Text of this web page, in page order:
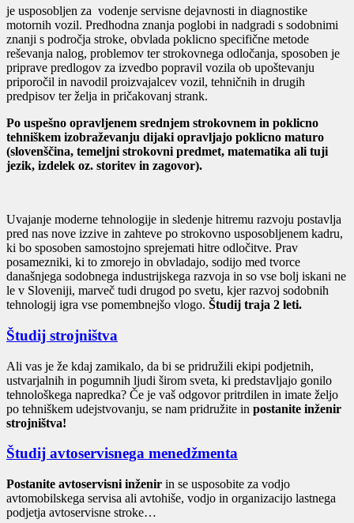
je usposobljen za vodenje servisne dejavnosti in diagnostike
motornih vozil. Predhodna znanja poglobi in nadgradi s sodobnimi
znanji s področja stroke, obvlada poklicno specifične metode
reševanja nalog, problemov ter strokovnega odločanja, sposoben je
priprave predlogov za izvedbo popravil vozila ob upoštevanju
priporočil in navodil proizvajalcev vozil, tehničnih in drugih
predpisov ter želja in pričakovanj strank.
Po uspešno opravljenem srednjem strokovnem in poklicno
tehniškem izobraževanju dijaki opravljajo poklicno maturo
(slovenščina, temeljni strokovni predmet, matematika ali tuji
jezik, izdelek oz. storitev in zagovor).
Uvajanje moderne tehnologije in sledenje hitremu razvoju postavlja
pred nas nove izzive in zahteve po strokovno usposobljenem kadru,
ki bo sposoben samostojno sprejemati hitre odločitve. Prav
posamezniki, ki to zmorejo in obvladajo, sodijo med tvorce
današnjega sodobnega industrijskega razvoja in so vse bolj iskani ne
le v Sloveniji, marveč tudi drugod po svetu, kjer razvoj sodobnih
tehnologij igra vse pomembnejšo vlogo. Študij traja 2 leti.
Študij strojništva
Ali vas je že kdaj zamikalo, da bi se pridružili ekipi podjetnih,
ustvarjalnih in pogumnih ljudi širom sveta, ki predstavljajo gonilo
tehnološkega napredka? Če je vaš odgovor pritrdilen in imate željo
po tehniškem udejstvovanju, se nam pridružite in postanite inženir
strojništva!
Študij avtoservisnega menedžmenta
Postanite avtoservisni inženir in se usposobite za vodjo
avtomobilskega servisa ali avtohiše, vodjo in organizacijo lastnega
podjetja avtoservisne stroke…